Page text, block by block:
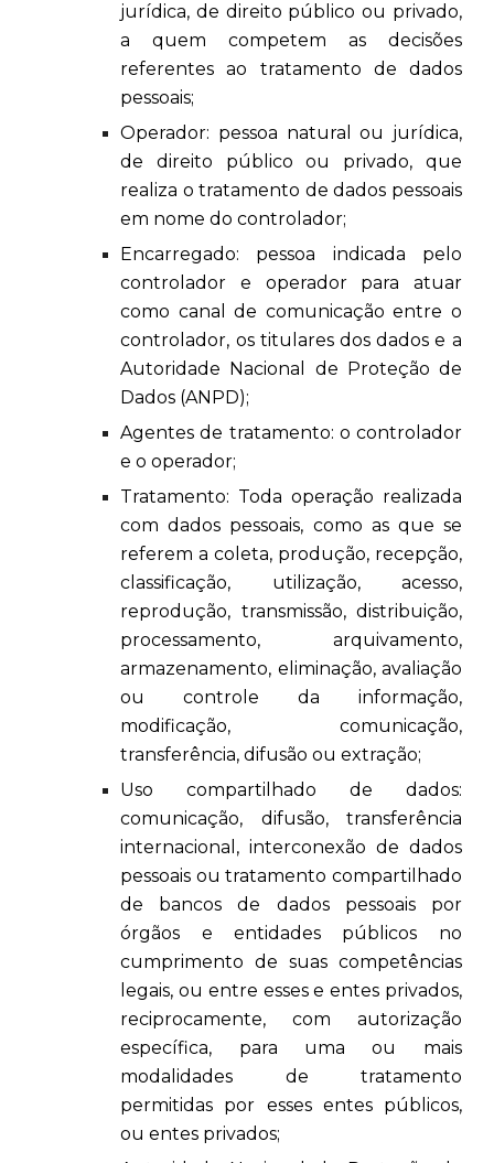
jurídica, de direito público ou privado,
a quem competem as decisões
referentes ao tratamento de dados
pessoais;
Operador: pessoa natural ou jurídica,
de direito público ou privado, que
realiza o tratamento de dados pessoais
em nome do controlador;
Encarregado: pessoa indicada pelo
controlador e operador para atuar
como canal de comunicação entre o
controlador, os titulares dos dados e a
Autoridade Nacional de Proteção de
Dados (ANPD);
Agentes de tratamento: o controlador
e o operador;
Tratamento: Toda operação realizada
com dados pessoais, como as que se
referem a coleta, produção, recepção,
classificação, utilização, acesso,
reprodução, transmissão, distribuição,
processamento, arquivamento,
armazenamento, eliminação, avaliação
ou controle da informação,
modificação, comunicação,
transferência, difusão ou extração;
Uso compartilhado de dados:
comunicação, difusão, transferência
internacional, interconexão de dados
pessoais ou tratamento compartilhado
de bancos de dados pessoais por
órgãos e entidades públicos no
cumprimento de suas competências
legais, ou entre esses e entes privados,
reciprocamente, com autorização
específica, para uma ou mais
modalidades de tratamento
permitidas por esses entes públicos,
ou entes privados;